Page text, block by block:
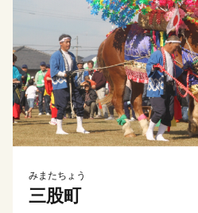
みまたちょう
三股町